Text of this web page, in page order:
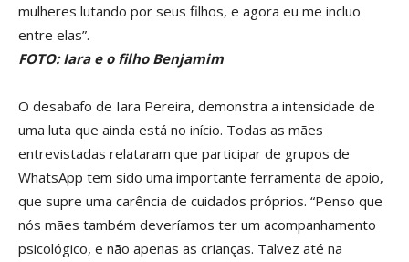
mulheres lutando por seus filhos, e agora eu me incluo
entre elas”.
FOTO: Iara e o filho Benjamim
O desabafo de Iara Pereira, demonstra a intensidade de
uma luta que ainda está no início. Todas as mães
entrevistadas relataram que participar de grupos de
WhatsApp tem sido uma importante ferramenta de apoio,
que supre uma carência de cuidados próprios. “Penso que
nós mães também deveríamos ter um acompanhamento
psicológico, e não apenas as crianças. Talvez até na